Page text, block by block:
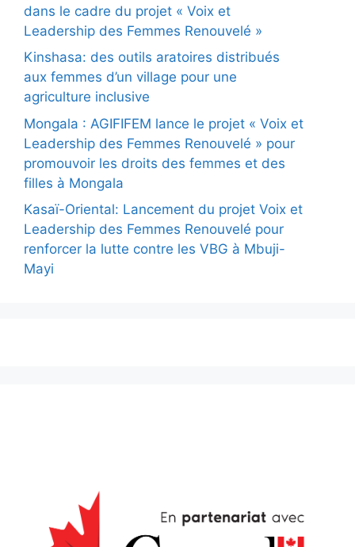
dans le cadre du projet « Voix et
Leadership des Femmes Renouvelé »
Kinshasa: des outils aratoires distribués
aux femmes d’un village pour une
agriculture inclusive
Mongala : AGIFIFEM lance le projet « Voix et
Leadership des Femmes Renouvelé » pour
promouvoir les droits des femmes et des
filles à Mongala
Kasaï-Oriental: Lancement du projet Voix et
Leadership des Femmes Renouvelé pour
renforcer la lutte contre les VBG à Mbuji-
Mayi